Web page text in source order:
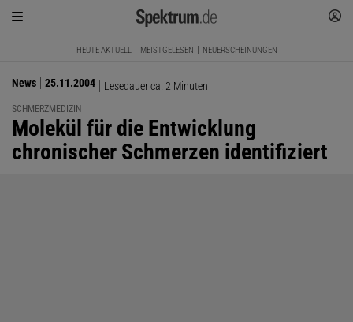
HEUTE AKTUELL MEISTGELESEN NEUERSCHEINUNGEN
News 25.11.2004 Lesedauer ca. 2 Minuten
SCHMERZMEDIZIN
:
Molekül für die Entwicklung
chronischer Schmerzen identifiziert